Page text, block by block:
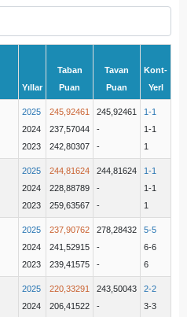
Yıllar
Taban
Puan
Tavan
Puan
Kont-
Yerl
2025
2024
2023
245,92461
237,57044
242,80307
245,92461
-
-
1-1
1-1
1
2025
2024
2023
244,81624
228,88789
259,63567
244,81624
-
-
1-1
1-1
1
2025
2024
2023
237,90762
241,52915
239,41575
278,28432
-
-
5-5
6-6
6
2025
2024
220,33291
206,41522
243,50043
-
2-2
3-3